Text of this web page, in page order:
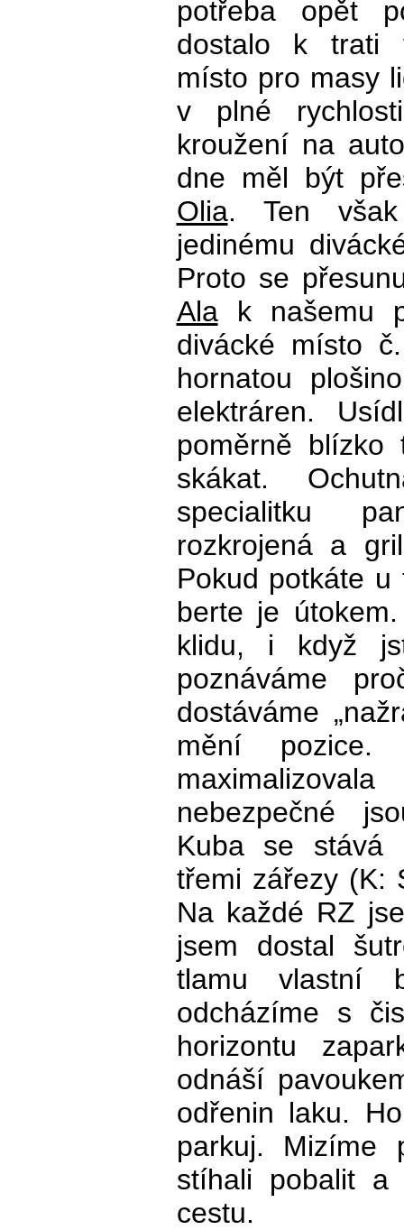
potřeba opět
dostalo k trati
místo pro masy
v plné
kroužení na
dne měl být
Olia. Ten
jedinému
Proto se
Alak našemu
divácké místo
hornatou
elektráren.
poměrně
skákat.
specialitku
rozkrojená a
Pokud potkáte
berte je
klidu, i když
poznáváme
dostáváme
mění pozice.
nebezpečné
Kuba se stává
třemi zářezy (K:
Na každé RZ
jsem dostal
tlamu vlastní
odcházíme s
horizontu
odnáší
odřenin laku.
parkuj. Mizíme
stíhali pobalit a
cestu.